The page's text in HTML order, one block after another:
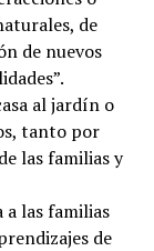
de
de nuevos
al jardín o
tanto por
las familias y
a las familias
de